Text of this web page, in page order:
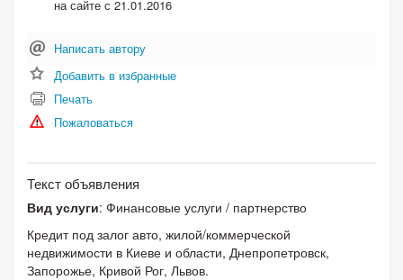
на сайте с 21.01.2016
Написать автору
Добавить в избранные
Печать
Пожаловаться
Текст объявления
Вид услуги: Финансовые услуги / партнерство
Кредит под залог авто, жилой/коммерческой
недвижимости в Киеве и области, Днепропетровск,
Запорожье, Кривой Рог, Львов.